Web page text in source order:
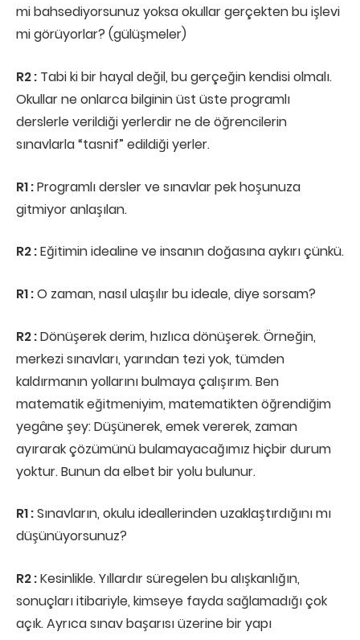
mi bahsediyorsunuz yoksa okullar gerçekten bu işlevi
mi görüyorlar? (gülüşmeler)
R2 : Tabi ki bir hayal değil, bu gerçeğin kendisi olmalı.
Okullar ne onlarca bilginin üst üste programlı
derslerle verildiği yerlerdir ne de öğrencilerin
sınavlarla “tasnif” edildiği yerler.
R1 :Programlı dersler ve sınavlar pek hoşunuza
gitmiyor anlaşılan.
R2 :Eğitimin idealine ve insanın doğasına aykırı çünkü.
R1 :O zaman, nasıl ulaşılır bu ideale, diye sorsam?
R2 :Dönüşerek derim, hızlıca dönüşerek. Örneğin,
merkezi sınavları, yarından tezi yok, tümden
kaldırmanın yollarını bulmaya çalışırım. Ben
matematik eğitmeniyim, matematikten öğrendiğim
yegâne şey: Düşünerek, emek vererek, zaman
ayırarak çözümünü bulamayacağımız hiçbir durum
yoktur. Bunun da elbet bir yolu bulunur.
R1 :Sınavların, okulu ideallerinden uzaklaştırdığını mı
düşünüyorsunuz?
R2 :Kesinlikle. Yıllardır süregelen bu alışkanlığın,
sonuçları itibariyle, kimseye fayda sağlamadığı çok
açık. Ayrıca sınav başarısı üzerine bir yapı